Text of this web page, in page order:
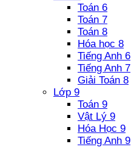
Toán 6
Toán 7
Toán 8
Hóa học 8
Tiếng Anh 6
Tiếng Anh 7
Giải Toán 8
Lớp 9
Toán 9
Vật Lý 9
Hóa Học 9
Tiếng Anh 9